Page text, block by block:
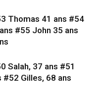
Thomas 41 ans #54
#55 John 35 ans
Salah, 37 ans #51
#52 Gilles, 68 ans